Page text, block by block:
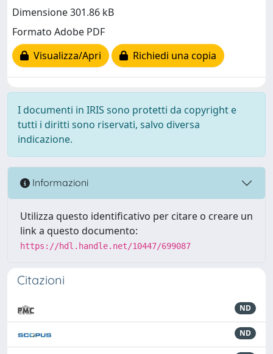
Dimensione 301.86 kB
Formato Adobe PDF
Visualizza/Apri
Richiedi una copia
I documenti in IRIS sono protetti da copyright e
tutti i diritti sono riservati, salvo diversa
indicazione.
Informazioni
Utilizza questo identificativo per citare o creare un
link a questo documento:
https://hdl.handle.net/10447/699087
Citazioni
ND
ND